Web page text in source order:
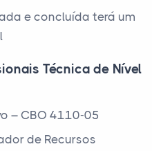
e concluída terá um
Técnica de Nível
– CBO 4110-05
de Recursos